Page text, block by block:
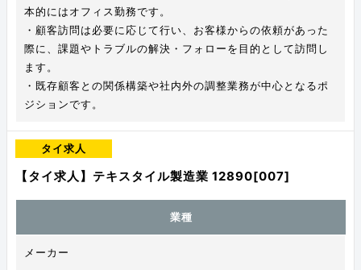
本的にはオフィス勤務です。
・顧客訪問は必要に応じて行い、お客様からの依頼があった
際に、課題やトラブルの解決・フォローを目的として訪問し
ます。
・既存顧客との関係構築や社内外の調整業務が中心となるポ
ジションです。
タイ求人
【タイ求人】テキスタイル製造業 12890[007]
業種
メーカー